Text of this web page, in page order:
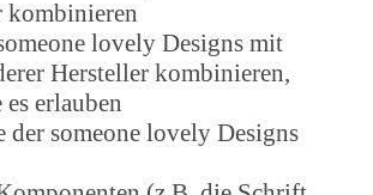
kombinieren
lovely Designs mit
Hersteller kombinieren,
erlauben
der someone lovely Designs